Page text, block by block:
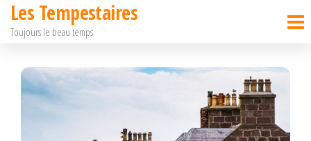
Passer
contenu
Les Tempestaires
Toujours le beau temps